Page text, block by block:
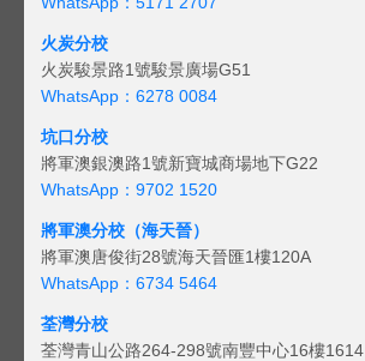
火炭分校
火炭駿景路1號駿景廣場G51
WhatsApp：6278 0084
坑口分校
將軍澳銀澳路1號新寶城商場地下G22
WhatsApp：9702 1520
將軍澳分校（海天晉）
將軍澳唐俊街28號海天晉匯1樓120A
WhatsApp：6734 5464
荃灣分校
荃灣青山公路264-298號南豐中心16樓1614